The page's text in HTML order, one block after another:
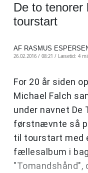
De to tenorer
tourstart
AF RASMUS
26.02.2016 / 08:21 / Læsetid: 4
For 20 år siden
Michael Falch
under navnet De
førstnævnte så
til tourstart med
fællesalbum i
"Tomandshånd",